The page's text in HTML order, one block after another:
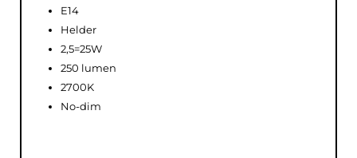
E14
Helder
2,5=25W
250 lumen
2700K
No-dim